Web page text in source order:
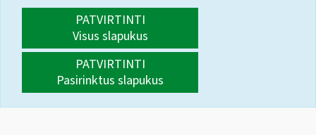
PATVIRTINTI
Visus slapukus
PATVIRTINTI
Pasirinktus slapukus